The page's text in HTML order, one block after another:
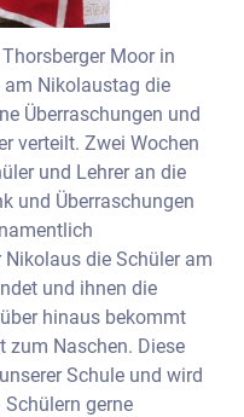
Moor in
Nikolaustag die
Überraschungen und
verteilt. Zwei Wochen
und Lehrer an die
und Überraschungen
die Schüler am
und ihnen die
hinaus bekommt
zum Naschen. Diese
Schule und wird
gerne